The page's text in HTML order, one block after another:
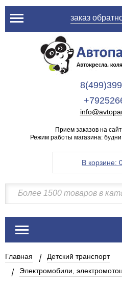
заказ
Прием заказов на
Режим работы магазина:
В корзине:
Главная
Детский транспорт
Электромобили,